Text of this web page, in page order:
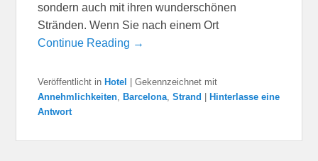
sondern auch mit ihren wunderschönen
Stränden. Wenn Sie nach einem Ort
Continue Reading →
Veröffentlicht in Hotel |Gekennzeichnet mit
Annehmlichkeiten ,Barcelona ,Strand |Hinterlasse eine
Antwort